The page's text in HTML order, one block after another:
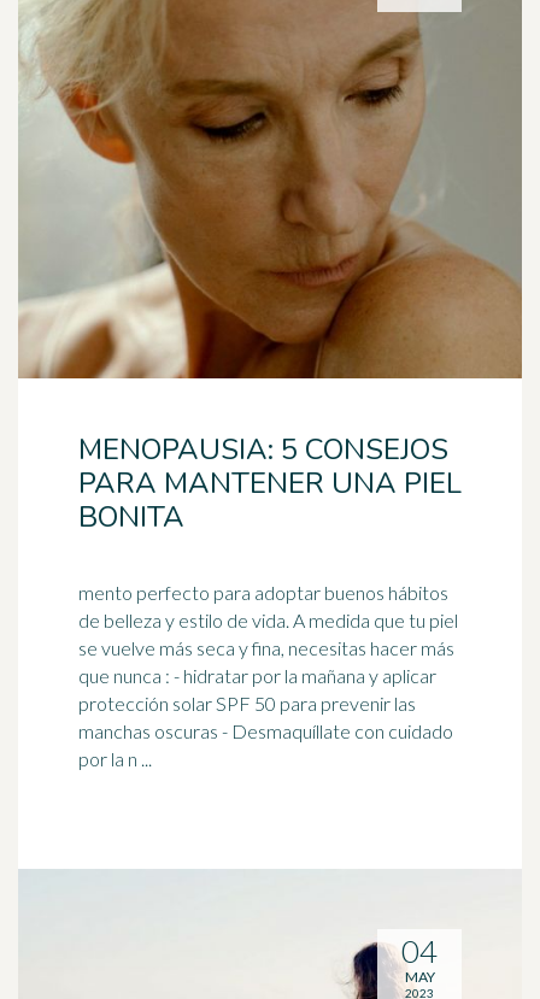
MENOPAUSIA: 5 CONSEJOS
PARA MANTENER UNA PIEL
BONITA
mento perfecto para adoptar buenos hábitos
de belleza y estilo de vida. A medida que tu piel
se vuelve más seca y fina, necesitas hacer más
que nunca : - hidratar por la mañana y aplicar
protección solarSPF 50 para prevenir las
manchas oscuras - Desmaquíllate con cuidado
por la n ...
04
MAY
2023